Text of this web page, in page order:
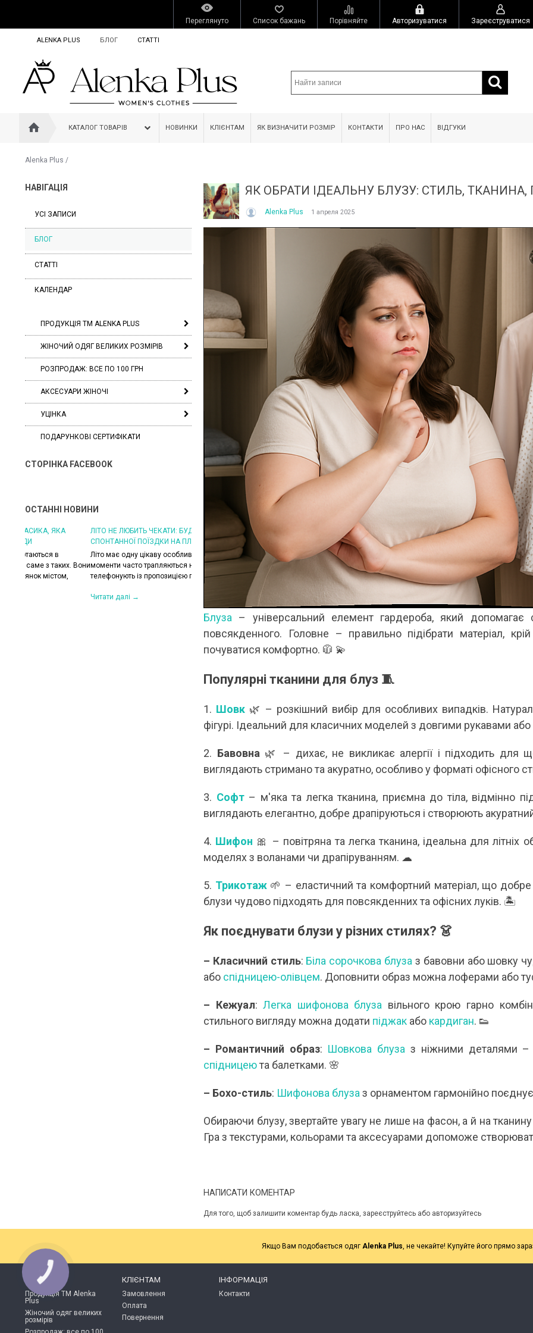
Переглянуто Список бажань Порівняйте Авторизуватися Зареєструватися
ALENKA PLUS БЛОГ СТАТТІ
КАТАЛОГ ТОВАРІВ НОВИНКИ КЛІЄНТАМ ЯК ВИЗНАЧИТИ РОЗМІР КОНТАКТИ ПРО НАС ВІДГУКИ
Alenka Plus /
НАВІГАЦІЯ
УСІ ЗАПИСИ
БЛОГ
СТАТТІ
КАЛЕНДАР
ПРОДУКЦІЯ ТМ ALENKA PLUS
ЖІНОЧИЙ ОДЯГ ВЕЛИКИХ РОЗМІРІВ
РОЗПРОДАЖ: ВСЕ ПО 100 ГРН
АКСЕСУАРИ ЖІНОЧІ
УЦІНКА
ПОДАРУНКОВІ СЕРТИФІКАТИ
СТОРІНКА FACEBOOK
ОСТАННІ НОВИНИ
ЛІТО НЕ ЛЮБИТЬ ЧЕКАТИ: БУДЬТЕ ГОТОВІ ДО
СПОНТАННОЇ ПОЇЗДКИ НА ПЛЯЖ
Літо має одну цікаву особливість — найкращі
моменти часто трапляються несподівано. Друзі
телефонують із пропозицією поїхати на озеро,...
ЛІТО, ЯКЕ ПОСТІЙНО ДИВУЄ: ЯК ОДЯГАТИСЯ,
КОЛИ ЗРАНКУ СПЕКА, А ВВЕЧЕРІ ВЖЕ
ХОЧЕТЬСЯ КУРТКУ?
Цього літа погода ніби вирішила перевірити всіх
на готовність до сюрпризів. Зранку світить
сонце і +30°C, після обіду приходить сильний...
Читати далі →
КУПАЛЬНИК ІЗ НАКИДКОЮ ЧИ КУПАЛЬНИК ЗІ
СПІДНИЦЕЮ: ЩО ОБРАТИ ЦЬОГО ЛІТА?
Літо — це час, коли хочеться почуватися легко,
впевнено та комфортно. Саме тому все більше
жінок звертають увагу не лише на купальники ,
Читати далі →
У
ЯК ОБРАТИ ІДЕАЛЬНУ БЛУЗУ: СТИЛЬ,
Alenka Plus 1 апреля 2025
Блуза – універсальний елемент гардероба, який допомагає
повсякденного. Головне – правильно підібрати матеріал,
почуватися комфортно. 🧥 💫
Популярні тканини для блуз 🧵
1. Шовк🌿 – розкішний вибір для особливих випадків.
фігурі. Ідеальний для класичних моделей з довгими рукавами
2. Бавовна🌿 – дихає, не викликає алергії і підходить для
виглядають стримано та акуратно, особливо у форматі офісного
3. Софт– м'яка та легка тканина, приємна до тіла, відмінно
виглядають елегантно, добре драпіруються і створюють
4. Шифон 🎀 – повітряна та легка тканина, ідеальна для літніх
моделях з воланами чи драпіруванням. ☁
5. Трикотаж🌱 – еластичний та комфортний матеріал, що добре
блузи чудово підходять для повсякденних та офісних луків. 🏝
Як поєднувати блузи у різних стилях? 👗
– Класичний стиль: Біла сорочкова блуза з бавовни або шовку
або спідницею-олівцем. Доповнити образ можна лоферами або
– Кежуал:Легка шифонова блуза вільного крою гарно
стильного вигляду можна додати піджак або кардиган. 👟
– Романтичний образ: Шовкова блуза з ніжними деталями
спідницеюта балетками. 🌸
– Бохо-стиль: Шифонова блузаз орнаментом гармонійно
Обираючи блузу, звертайте увагу не лише на фасон, а й на тканину
Гра з текстурами, кольорами та аксесуарами допоможе
НАПИСАТИ КОМЕНТАР
Для того, щоб залишити коментар будь ласка, зареєструйтесь або авторизуйтесь
Якщо Вам подобається одяг Alenka Plus, не чекайте! Купуйте його прямо
КАТАЛОГ
Продукція ТМ Alenka
Plus
Жіночий одяг великих
розмірів
КЛІЄНТАМ
Замовлення
Оплата
Повернення
ІНФОРМАЦІЯ
Контакти